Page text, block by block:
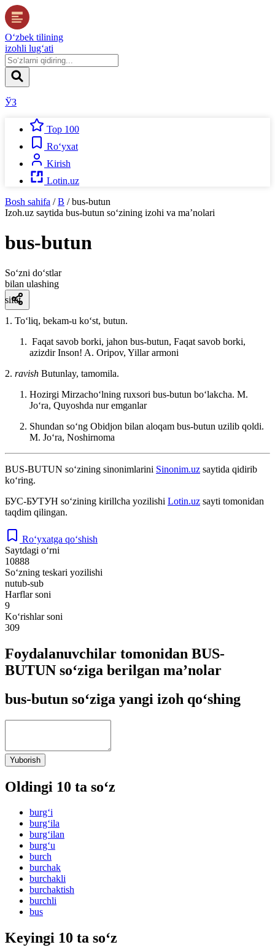
O‘zbek tilining
izohli lug‘ati
ЎЗ
Top 100
Ro‘yxat
Kirish
Lotin.uz
Bosh sahifa / B / bus-butun
Izoh.uz saytida bus-butun so‘zining izohi va ma’nolari
bus-butun
So‘zni do‘stlar
bilan ulashing
sifat
1. Toʻliq, bekam-u koʻst, butun.
Faqat savob borki, jahon bus-butun, Faqat savob borki,
azizdir Inson! A. Oripov, Yillar armoni
2. ravish Butunlay, tamomila.
Hozirgi Mirzachoʻlning ruxsori bus-butun boʻlakcha. M.
Joʻra, Quyoshda nur emganlar
Shundan soʻng Obidjon bilan aloqam bus-butun uzilib qoldi.
M. Joʻra, Noshirnoma
BUS-BUTUN so‘zining sinonimlarini Sinonim.uz saytida qidirib
ko‘ring.
БУС-БУТУН so‘zining kirillcha yozilishi Lotin.uz sayti tomonidan
taqdim qilingan.
Ro‘yxatga qo‘shish
Saytdagi o‘rni
10888
So‘zning teskari yozilishi
nutub-sub
Harflar soni
9
Ko‘rishlar soni
309
Foydalanuvchilar tomonidan BUS-
BUTUN so‘ziga berilgan ma’nolar
bus-butun so‘ziga yangi izoh qo‘shing
Yuborish
Oldingi 10 ta so‘z
burg‘i
burg‘ila
burg‘ilan
burg‘u
burch
burchak
burchakli
burchaktish
burchli
bus
Keyingi 10 ta so‘z